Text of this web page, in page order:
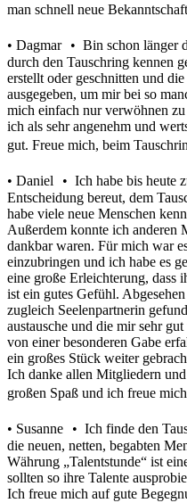
man schnell neue
• Dagmar • Bin schon länger
durch den Tauschring kennen
erstellt oder geschnitten und
ausgegeben, um mir bei so
mich einfach nur verwöhnen
ich als sehr angenehm und
gut. Freue mich, beim
• Daniel • Ich habe bis heute
Entscheidung bereut, dem
habe viele neue Menschen
Außerdem konnte ich anderen
dankbar waren. Für mich war
einzubringen und ich habe es
eine große Erleichterung, dass
ist ein gutes Gefühl.
zugleich Seelenpartnerin
austausche und die mir sehr
von einer besonderen Gabe
ein großes Stück weiter
Ich danke allen Mitgliedern
großen Spaß und ich freue
• Susanne • Ich finde den
die neuen, netten, begabten
Währung „Talentstunde“ ist
sollten so ihre Talente
Ich freue mich auf gute